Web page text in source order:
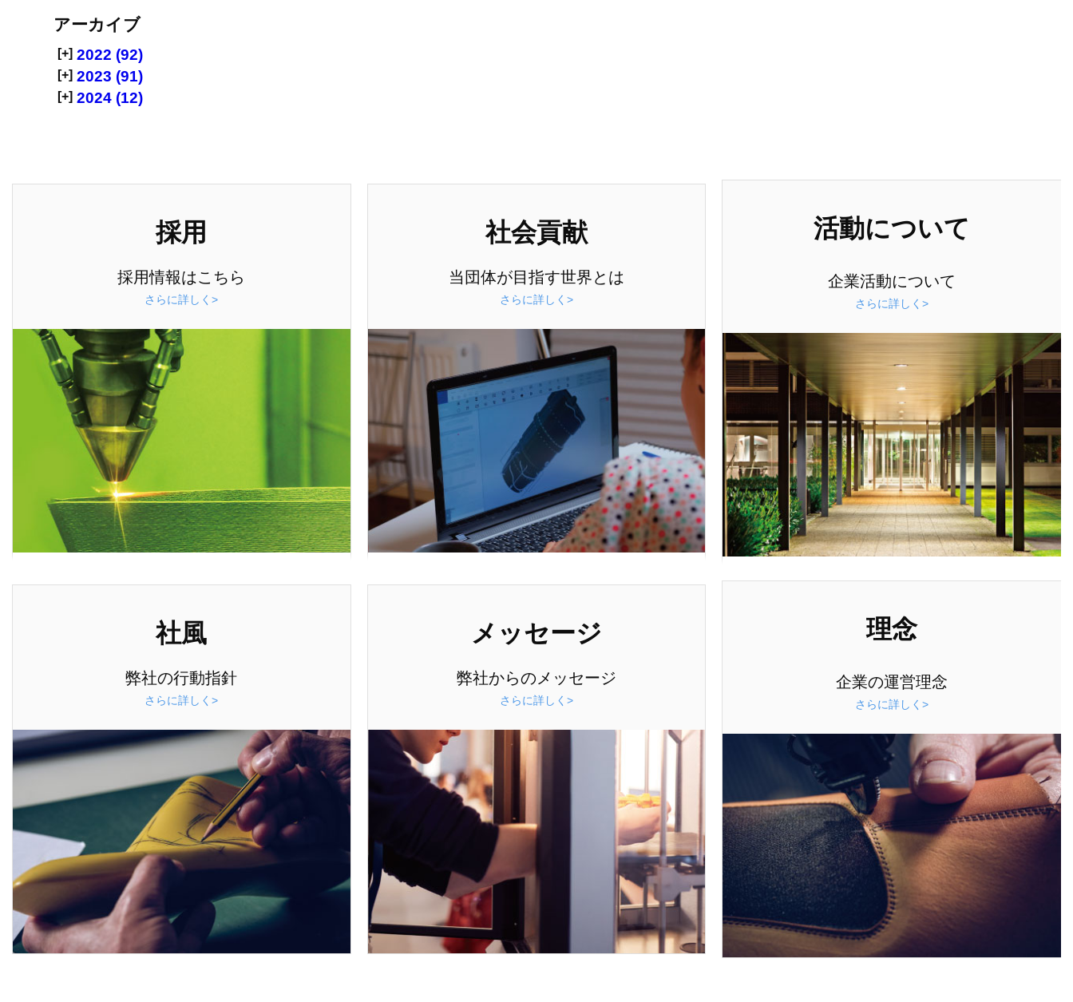
アーカイブ
[+] 2022 (92)
[+] 2023 (91)
[+] 2024 (12)
採用
採用情報はこちら
さらに詳しく>
社会貢献
当団体が目指す世界とは
さらに詳しく>
活動について
企業活動について
さらに詳しく>
社風
弊社の行動指針
さらに詳しく>
メッセージ
弊社からのメッセージ
さらに詳しく>
理念
企業の運営理念
さらに詳しく>